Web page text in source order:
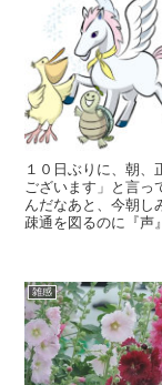
１０日ぶりに、朝、
ございます」と言っ
んだなあと、今朝し
疎通を図るのに『声
雑感